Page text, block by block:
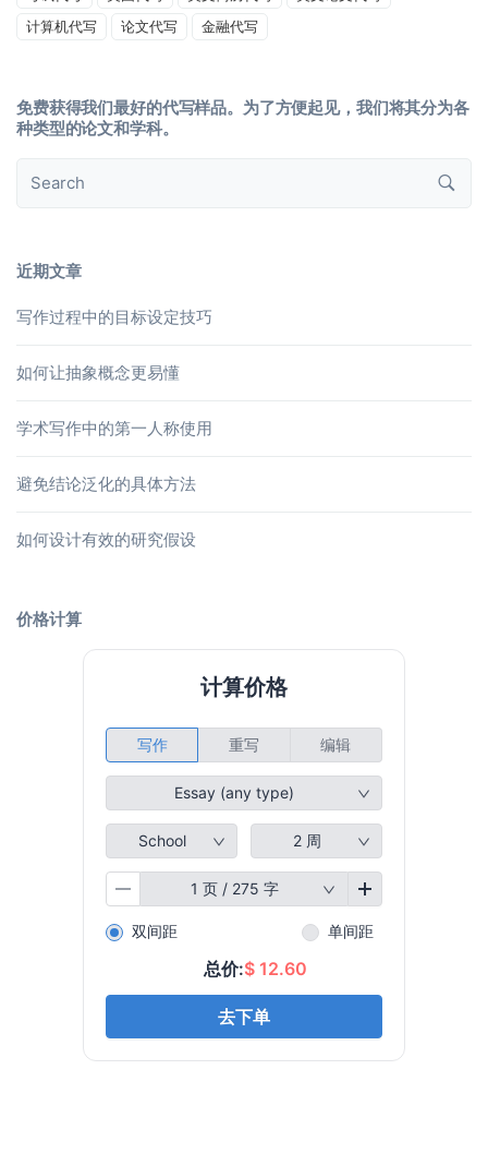
计算机代写
论文代写 金融代写
免费获得我们最好的代写样品。为了方便起见，我们将其分为各
种类型的论文和学科。
近期文章
写作过程中的目标设定技巧
如何让抽象概念更易懂
学术写作中的第一人称使用
避免结论泛化的具体方法
如何设计有效的研究假设
价格计算